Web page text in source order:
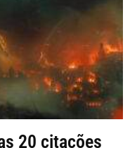
20 citações